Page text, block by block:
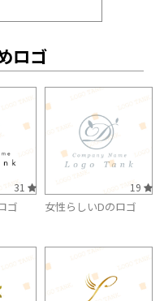
ロゴ
31
ゴ
19
女性らしいDのロゴ